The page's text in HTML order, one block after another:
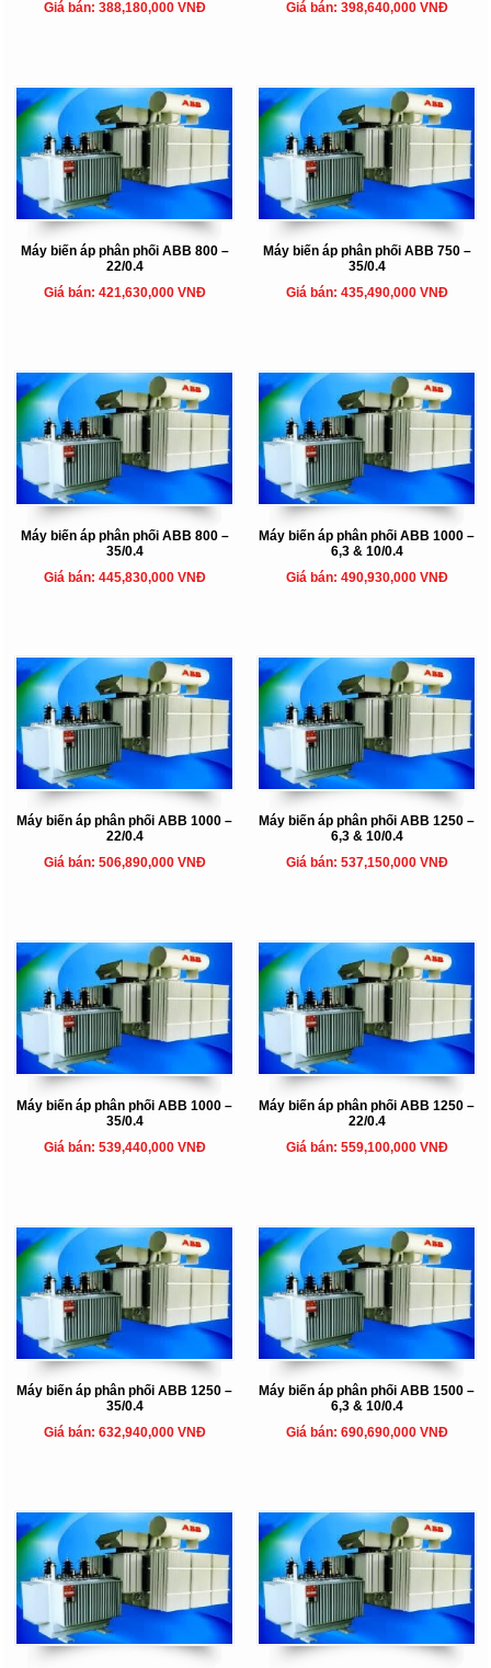
Giá bán: 388,180,000 VNĐ
Giá bán: 398,640,000 VNĐ
Máy biến áp phân phối ABB 800 –
22/0.4
Giá bán: 421,630,000 VNĐ
Máy biến áp phân phối ABB 750 –
35/0.4
Giá bán: 435,490,000 VNĐ
Máy biến áp phân phối ABB 800 –
35/0.4
Giá bán: 445,830,000 VNĐ
Máy biến áp phân phối ABB 1000 –
6,3 & 10/0.4
Giá bán: 490,930,000 VNĐ
Máy biến áp phân phối ABB 1000 –
22/0.4
Giá bán: 506,890,000 VNĐ
Máy biến áp phân phối ABB 1250 –
6,3 & 10/0.4
Giá bán: 537,150,000 VNĐ
Máy biến áp phân phối ABB 1000 –
35/0.4
Giá bán: 539,440,000 VNĐ
Máy biến áp phân phối ABB 1250 –
22/0.4
Giá bán: 559,100,000 VNĐ
Máy biến áp phân phối ABB 1250 –
35/0.4
Giá bán: 632,940,000 VNĐ
Máy biến áp phân phối ABB 1500 –
6,3 & 10/0.4
Giá bán: 690,690,000 VNĐ